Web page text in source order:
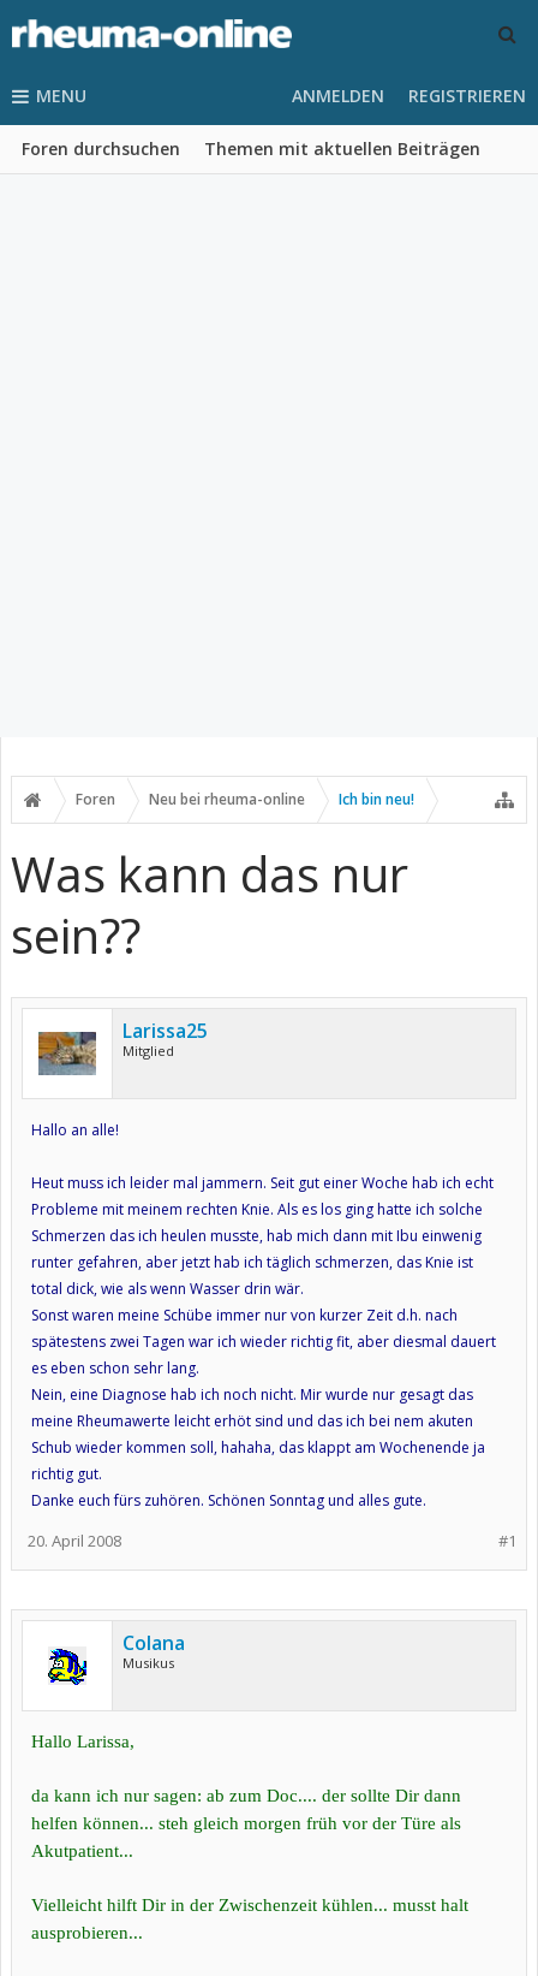
MENU
Foren durchsuchen Themen mit aktuellen Beiträgen
ANMELDEN REGISTRIEREN
Foren Neu bei rheuma-online Ich bin neu!
Was kann das nur
sein??
Larissa25
Mitglied
Hallo an alle!
Heut muss ich leider mal jammern. Seit gut einer Woche hab ich echt
Probleme mit meinem rechten Knie. Als es los ging hatte ich solche
Schmerzen das ich heulen musste, hab mich dann mit Ibu einwenig
runter gefahren, aber jetzt hab ich täglich schmerzen, das Knie ist
total dick, wie als wenn Wasser drin wär.
Sonst waren meine Schübe immer nur von kurzer Zeit d.h. nach
spätestens zwei Tagen war ich wieder richtig fit, aber diesmal dauert
es eben schon sehr lang.
Nein, eine Diagnose hab ich noch nicht. Mir wurde nur gesagt das
meine Rheumawerte leicht erhöt sind und das ich bei nem akuten
Schub wieder kommen soll, hahaha, das klappt am Wochenende ja
richtig gut.
Danke euch fürs zuhören. Schönen Sonntag und alles gute.
#1
20. April 2008
Colana
Musikus
Hallo Larissa,
da kann ich nur sagen: ab zum Doc.... der sollte Dir dann
helfen können... steh gleich morgen früh vor der Türe als
Akutpatient...
Vielleicht hilft Dir in der Zwischenzeit kühlen... musst halt
ausprobieren...